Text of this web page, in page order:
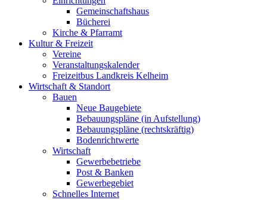
Gemeinschaftshaus
Bücherei
Kirche & Pfarramt
Kultur & Freizeit
Vereine
Veranstaltungskalender
Freizeitbus Landkreis Kelheim
Wirtschaft & Standort
Bauen
Neue Baugebiete
Bebauungspläne (in Aufstellung)
Bebauungspläne (rechtskräftig)
Bodenrichtwerte
Wirtschaft
Gewerbebetriebe
Post & Banken
Gewerbegebiet
Schnelles Internet